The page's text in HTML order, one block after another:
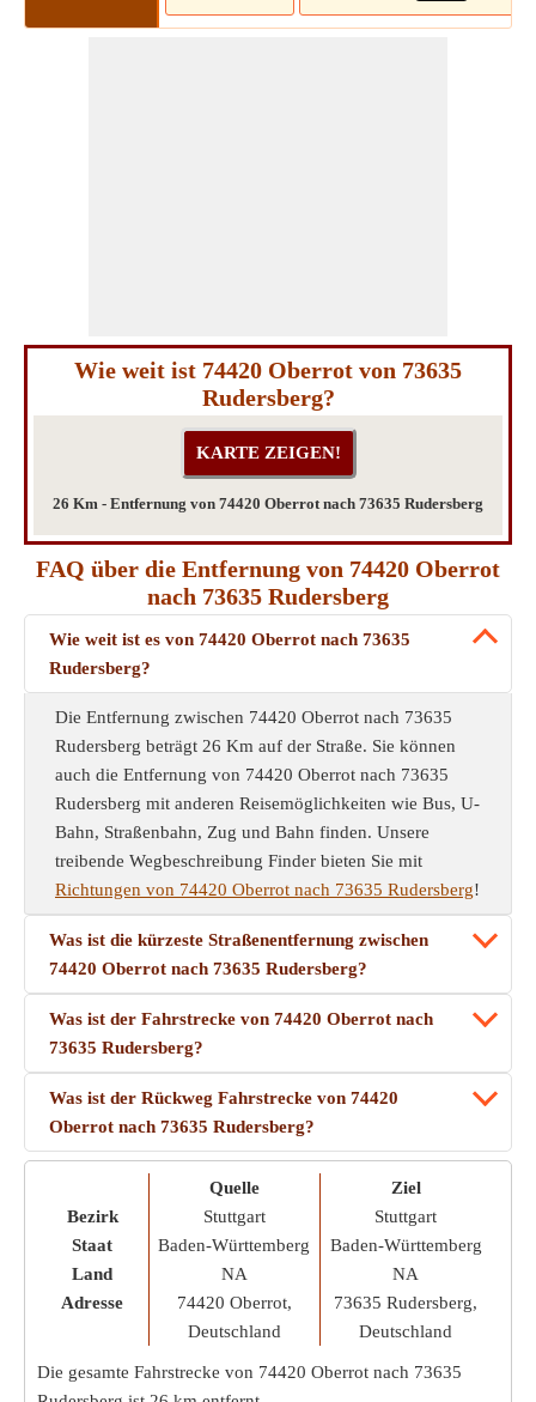
Wie weit ist 74420 Oberrot von 73635
Rudersberg?
26 Km - Entfernung von 74420 Oberrot nach 73635 Rudersberg
FAQ über die Entfernung von 74420 Oberrot
nach 73635 Rudersberg
Wie weit ist es von 74420 Oberrot nach 73635
Rudersberg?
Die Entfernung zwischen 74420 Oberrot nach 73635
Rudersberg beträgt 26 Km auf der Straße. Sie können
auch die Entfernung von 74420 Oberrot nach 73635
Rudersberg mit anderen Reisemöglichkeiten wie Bus, U-
Bahn, Straßenbahn, Zug und Bahn finden. Unsere
treibende Wegbeschreibung Finder bieten Sie mit
Richtungen von 74420 Oberrot nach 73635 Rudersberg!
Was ist die kürzeste Straßenentfernung zwischen
74420 Oberrot nach 73635 Rudersberg?
Was ist der Fahrstrecke von 74420 Oberrot nach
73635 Rudersberg?
Was ist der Rückweg Fahrstrecke von 74420
Oberrot nach 73635 Rudersberg?
Bezirk
Staat
Land
Adresse
Quelle
Stuttgart
Baden-Württemberg
NA
74420 Oberrot,
Deutschland
Ziel
Stuttgart
Baden-Württemberg
NA
73635 Rudersberg,
Deutschland
Die gesamte Fahrstrecke von 74420 Oberrot nach 73635